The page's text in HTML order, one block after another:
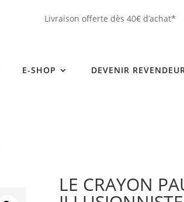
Livraison offerte dès 40€ d’achat*
E-SHOP
DEVENIR REVENDEUR
LE CRAYON